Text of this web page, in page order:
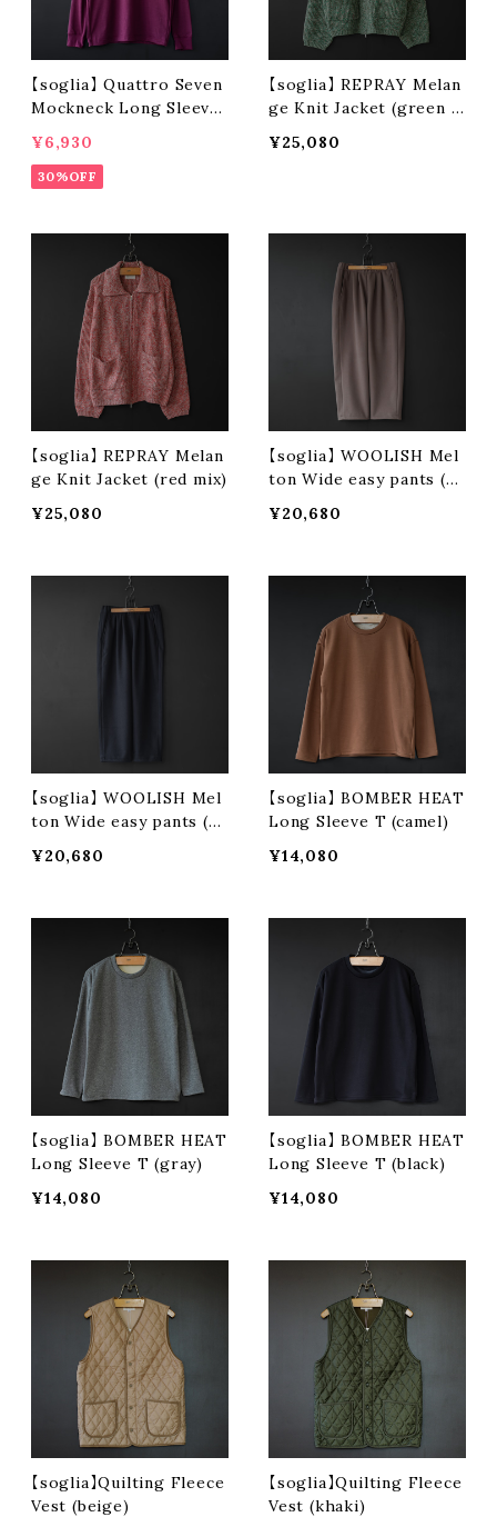
【soglia】 Quattro Seven
Mockneck Long Sleeve
¥6,930
30%OFF
【soglia】 REPRAY Melan
ge Knit Jacket (green m
¥25,080
【soglia】 REPRAY Melan
ge Knit Jacket (red mix)
¥25,080
【soglia】 WOOLISH Mel
ton Wide easy pants (m
¥20,680
【soglia】 WOOLISH Mel
ton Wide easy pants (bl
¥20,680
【soglia】 BOMBER HEAT
Long Sleeve T (camel)
¥14,080
【soglia】 BOMBER HEAT
Long Sleeve T (gray)
¥14,080
【soglia】 BOMBER HEAT
Long Sleeve T (black)
¥14,080
【soglia】Quilting Fleece
Vest (beige)
【soglia】Quilting Fleece
Vest (khaki)